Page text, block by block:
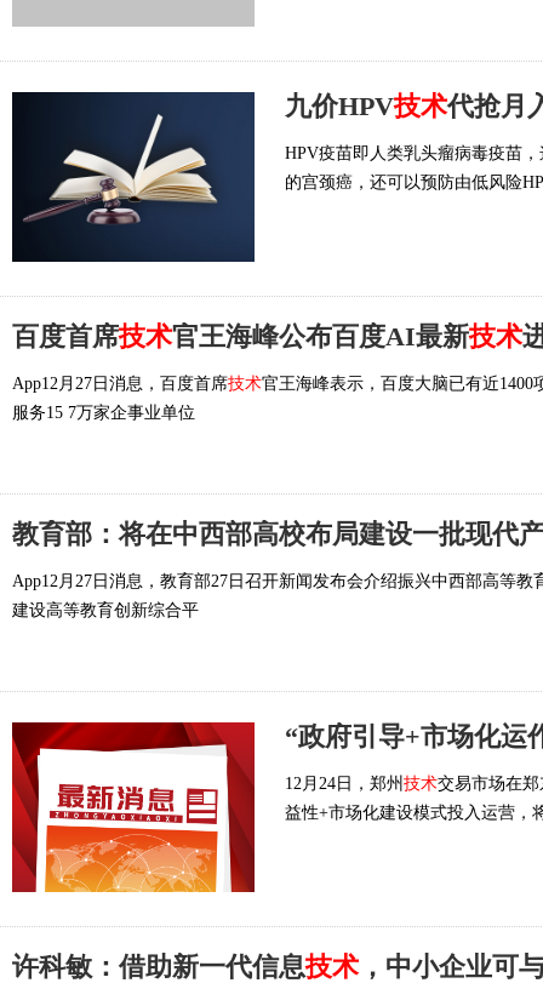
九价HPV技术代抢月
HPV疫苗即人类乳头瘤病毒疫苗
的宫颈癌，还可以预防由低风险
百度首席技术官王海峰公布百度AI最新技术
App12月27日消息，百度首席技术官王海峰表示，百度大脑已有近
服务15 7万家企事业单位
教育部：将在中西部高校布局建设一批现代
App12月27日消息，教育部27日召开新闻发布会介绍振兴中西部高等
建设高等教育创新综合平
“政府引导+市场化运
12月24日，郑州 技术交易市场在
益性+市场化建设模式投入运营，
许科敏：借助新一代信息技术，中小企业可